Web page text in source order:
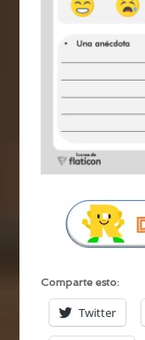
Comparte esto:
Twitter